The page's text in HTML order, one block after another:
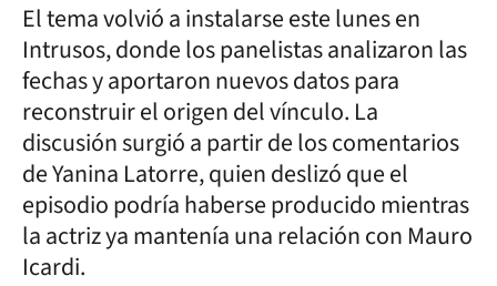
El tema volvió a instalarse este lunes en
Intrusos, donde los panelistas analizaron las
fechas y aportaron nuevos datos para
reconstruir el origen del vínculo. La
discusión surgió a partir de los comentarios
de Yanina Latorre, quien deslizó que el
episodio podría haberse producido mientras
la actriz ya mantenía una relación con Mauro
Icardi.